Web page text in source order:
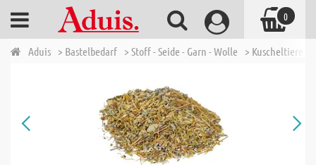
Aduis > Bastelbedarf > Stoff - Seide - Garn - Wolle > Kuscheltiere
0